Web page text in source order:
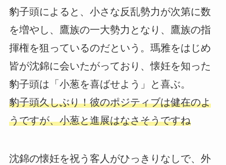
豹子頭によると、小さな反乱勢力が次第に数
を増やし、鷹族の一大勢力となり、鷹族の指
揮権を狙っているのだという。瑪雅をはじめ
皆が沈錦に会いたがっており、懐妊を知った
豹子頭は「小葱を喜ばせよう」と喜ぶ。
豹子頭久しぶり！彼のポジティブは健在のよ
うですが、小葱と進展はなさそうですね
沈錦の懐妊を祝う客人がひっきりなしで、外